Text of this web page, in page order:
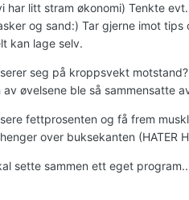
litt stram økonomi) Tenkte
og sand:) Tar gjerne imot
kan lage selv.
seg på kroppsvekt
øvelsene ble så sammensatte
fettprosenten og få frem
over buksekanten (HATER
sette sammen ett eget program..